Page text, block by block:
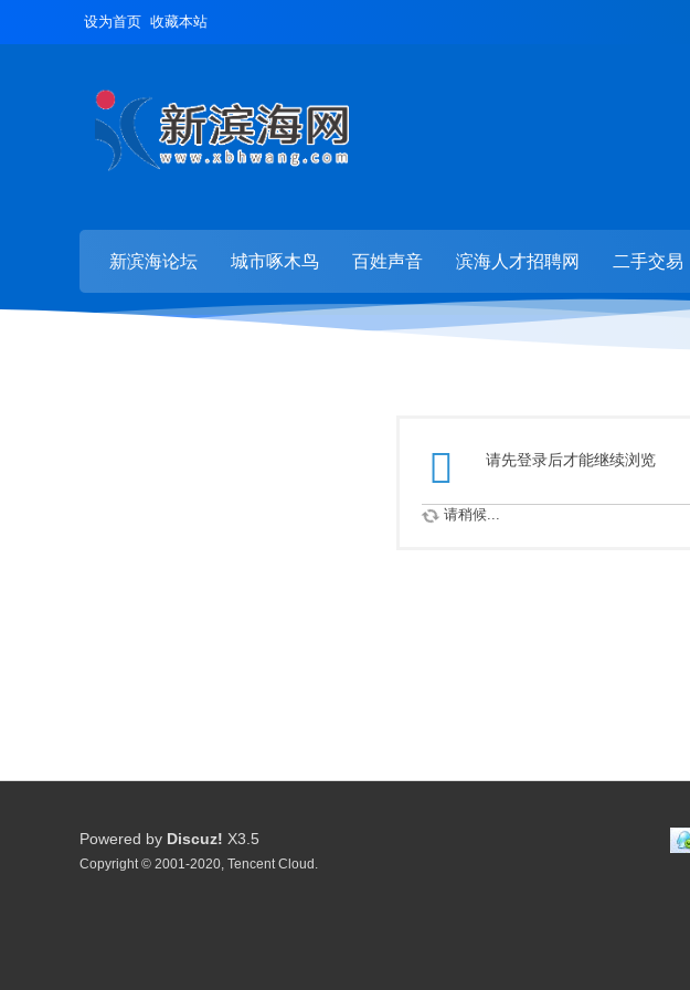
设为首页 收藏本站
新滨海论坛 城市啄木鸟 百姓声音 滨海人才招聘网 二手交易
请先登录后才能继续浏览
请稍候...
Powered by Discuz! X3.5
Copyright © 2001-2020, Tencent Cloud.